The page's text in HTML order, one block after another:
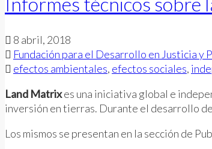
8 abril, 2018
Fundación para el Desarrollo en Justicia y
efectos ambientales, efectos sociales,
Land Matrixes una iniciativa global e
inversión en tierras. Durante el desarrollo
Los mismos se presentan en la sección de